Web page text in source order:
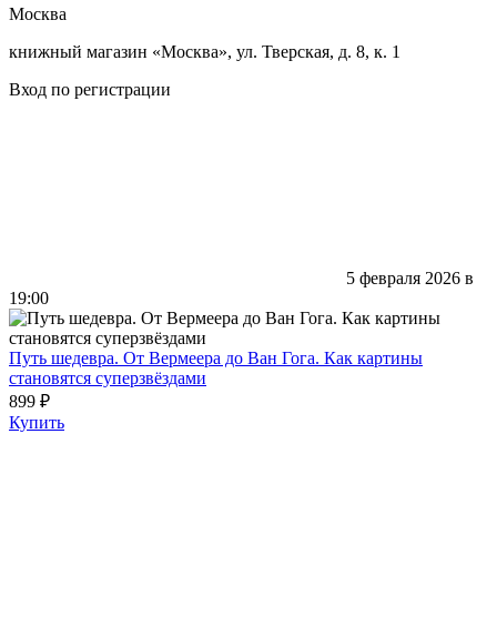
Москва
книжный магазин «Мoсква», ул. Тверская, д. 8, к. 1
Вход по регистрации
5 февраля 2026 в
19:00
Путь шедевра. От Вермеера до Ван Гога. Как картины
становятся суперзвёздами
899 ₽
Купить